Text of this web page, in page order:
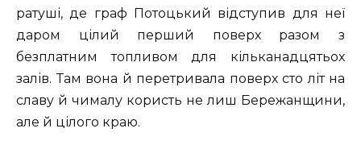
ратуші, де граф Потоцький відступив для неї
даром цілий перший поверх разом з
безплатним топливом для кільканадцятьох
залів. Там вона й перетривала поверх сто літ на
славу й чималу користь не лиш Бережанщини,
але й цілого краю.